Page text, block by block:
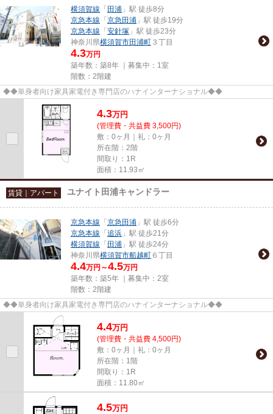
横須賀線 「 田浦 」駅 徒歩8分
京急本線 「 京急田浦 」駅 徒歩19分
京急本線 「 安針塚 」駅 徒歩23分
神奈川県横須賀市田浦町 ３丁目
4.3万円
築年数：築8年 ｜募集中： 1室
階数：2階建
◆◆単身者向け家具家電付き専門店のハナインターナショナル◆◆
4.3万円
(管理費・共益費 3,500円)
敷：0ヶ月｜礼：0ヶ月
所在階：2階
間取り：1R
面積：11.93㎡
賃貸｜アパート ユナイト田浦キャンドラー
京急本線 「 京急田浦 」駅 徒歩6分
京急本線 「 追浜 」駅 徒歩21分
横須賀線 「 田浦 」駅 徒歩24分
神奈川県横須賀市船越町 ６丁目
4.4万円～4.5万円
築年数：築5年 ｜募集中： 2室
階数：2階建
◆◆単身者向け家具家電付き専門店のハナインターナショナル◆◆
4.4万円
(管理費・共益費 4,500円)
敷：0ヶ月｜礼：0ヶ月
所在階：1階
間取り：1R
面積：11.80㎡
4.5万円